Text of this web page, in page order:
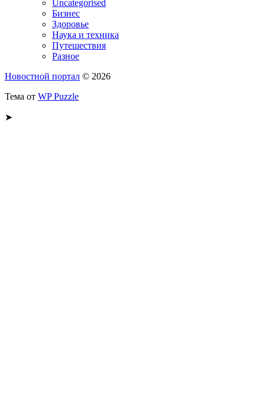
Uncategorised
Бизнес
Здоровье
Наука и техника
Путешествия
Разное
Новостной портал © 2026
Тема от WP Puzzle
➤